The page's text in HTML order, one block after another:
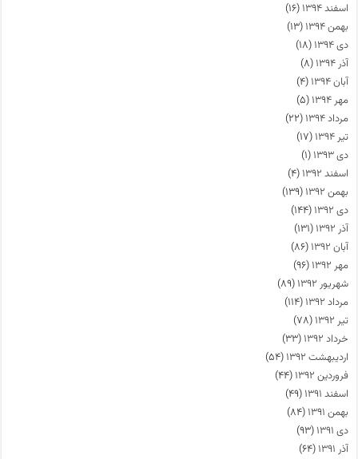
اسفند ۱۳۹۴
(۱۶)
بهمن ۱۳۹۴
(۱۳)
دی ۱۳۹۴
(۱۸)
آذر ۱۳۹۴
(۸)
آبان ۱۳۹۴
(۴)
مهر ۱۳۹۴
(۵)
مرداد ۱۳۹۴
(۲۲)
تیر ۱۳۹۴
(۱۷)
دی ۱۳۹۳
(۱)
اسفند ۱۳۹۲
(۴)
بهمن ۱۳۹۲
(۱۳۹)
دی ۱۳۹۲
(۱۴۴)
آذر ۱۳۹۲
(۱۳۱)
آبان ۱۳۹۲
(۸۶)
مهر ۱۳۹۲
(۹۶)
شهریور ۱۳۹۲
(۸۹)
مرداد ۱۳۹۲
(۱۱۴)
تیر ۱۳۹۲
(۷۸)
خرداد ۱۳۹۲
(۳۳)
اردیبهشت ۱۳۹۲
(۵۴)
فروردین ۱۳۹۲
(۴۴)
اسفند ۱۳۹۱
(۴۹)
بهمن ۱۳۹۱
(۸۴)
دی ۱۳۹۱
(۹۳)
آذر ۱۳۹۱
(۶۴)